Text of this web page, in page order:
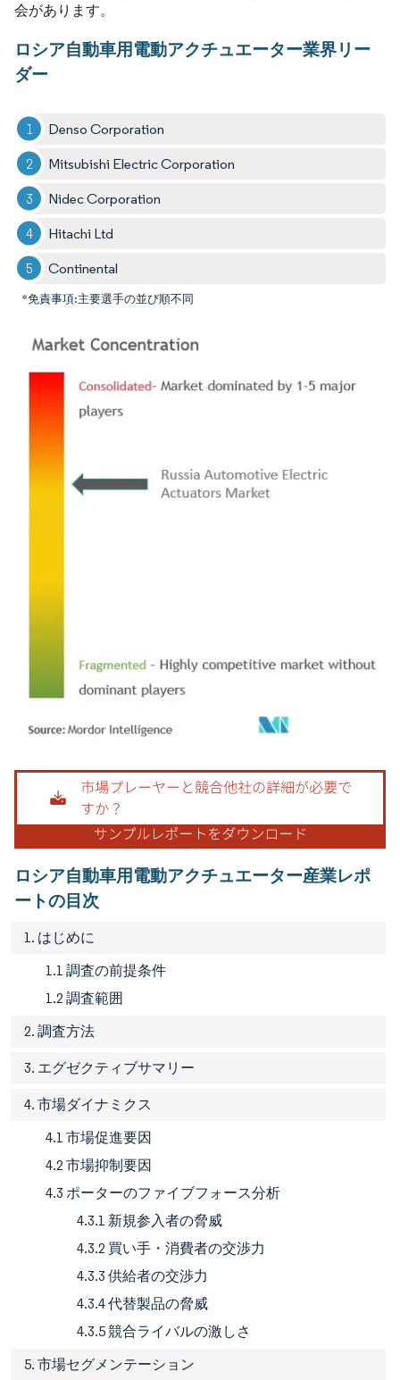
会があります。
ロシア自動車用電動アクチュエーター業界リー
ダー
Denso Corporation
Mitsubishi Electric Corporation
Nidec Corporation
Hitachi Ltd
Continental
*免責事項:主要選手の並び順不同
画像 © Mordor Intelligence。再利用にはCC BY 4.0の表示が必要です。
ロシア自動車用電動アクチュエーター産業レポ
ートの目次
1. はじめに
1.1 調査の前提条件
1.2 調査範囲
2. 調査方法
3. エグゼクティブサマリー
4. 市場ダイナミクス
4.1 市場促進要因
4.2 市場抑制要因
4.3 ポーターのファイブフォース分析
4.3.1 新規参入者の脅威
4.3.2 買い手・消費者の交渉力
4.3.3 供給者の交渉力
4.3.4 代替製品の脅威
4.3.5 競合ライバルの激しさ
5. 市場セグメンテーション